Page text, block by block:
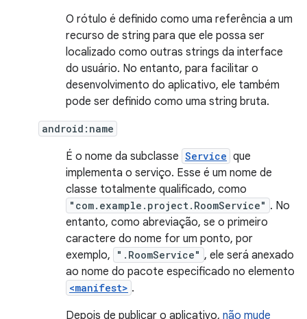
O rótulo é definido como uma referência a um
recurso de string para que ele possa ser
localizado como outras strings da interface
do usuário. No entanto, para facilitar o
desenvolvimento do aplicativo, ele também
pode ser definido como uma string bruta.
android:name
É o nome da subclasse Service que
implementa o serviço. Esse é um nome de
classe totalmente qualificado, como
"com.example.project.RoomService" . No
entanto, como abreviação, se o primeiro
caractere do nome for um ponto, por
exemplo,
".RoomService" , ele será anexado
ao nome do pacote especificado no elemento
<manifest> .
Depois de publicar o aplicativo, não mude